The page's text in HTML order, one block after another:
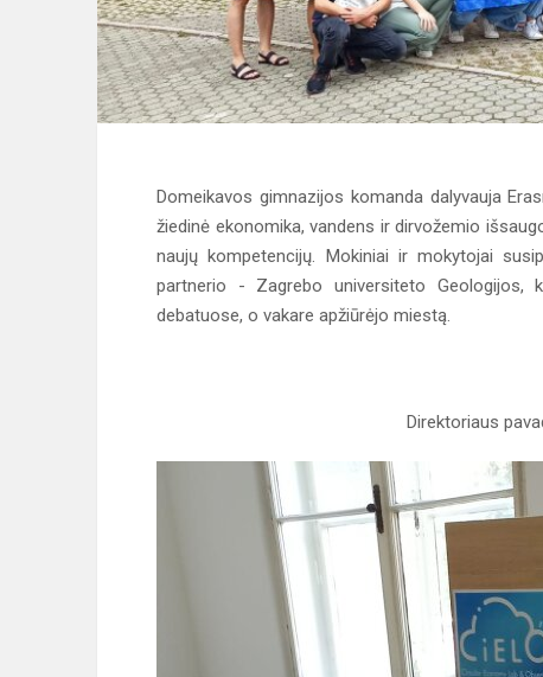
Domeikavos gimnazijos komanda dalyvauja
žiedinė ekonomika, vandens ir dirvožemio
naujų kompetencijų. Mokiniai ir mokytojai
partnerio - Zagrebo universiteto Geologijos,
debatuose, o vakare apžiūrėjo miestą.
Direktoriaus